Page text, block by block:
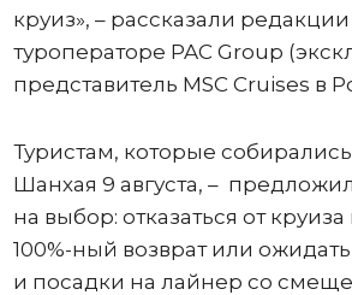
круиз», – рассказали
туроператоре PAC Group
представитель MSC Cruises в
Туристам, которые
Шанхая 9 августа, –
на выбор: отказаться от
100%-ный возврат или
и посадки на лайнер со